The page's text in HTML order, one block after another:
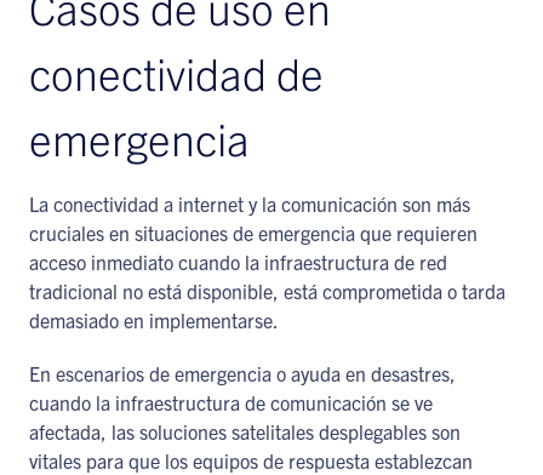
conectividad de
emergencia
La conectividad a internet y la comunicación son más
cruciales en situaciones de emergencia que requieren
acceso inmediato cuando la infraestructura de red
tradicional no está disponible, está comprometida o tarda
demasiado en implementarse.
En escenarios de emergencia o ayuda en desastres,
cuando la infraestructura de comunicación se ve
afectada, las soluciones satelitales desplegables son
vitales para que los equipos de respuesta establezcan